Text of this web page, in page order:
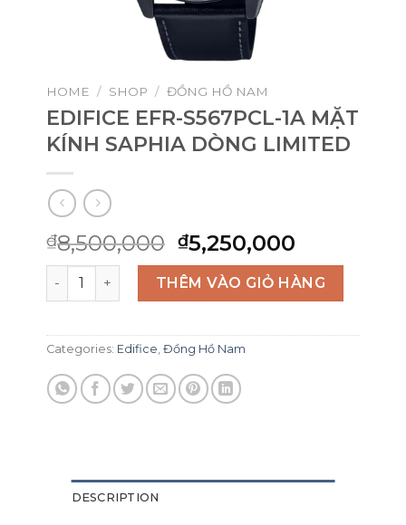
HOME / SHOP / ĐỒNG HỒ NAM
EDIFICE EFR-S567PCL-1A MẶT
KÍNH SAPHIA DÒNG LIMITED
₫8,500,000 Original
price
was:
₫8,500,000.
₫5,250,000
price
is:
EDIFICE EFR-S567PCL-1A MẶT KÍNH SAPHIA DÒNG
THÊM VÀO GIỎ HÀNG
Categories: Edifice Đồng Hồ Nam
DESCRIPTION